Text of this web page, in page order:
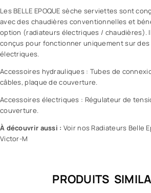
Les BELLE EPOQUE sèche serviettes sont
avec des chaudières conventionnelles et
option (radiateurs électriques / chaudières).
conçus pour fonctionner uniquement sur
électriques.
Accessoires hydrauliques : Tubes de
câbles, plaque de couverture.
Accessoires électriques : Régulateur de
couverture.
À découvrir aussi : Voir nos Radiateurs Belle
Victor-M
PRODUITS